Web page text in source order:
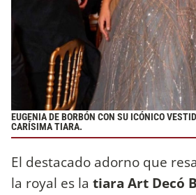
EUGENIA DE BORBÓN CON SU ICÓNICO
CARÍSIMA TIARA.
El destacado adorno que
la royal es la tiara Art Decó